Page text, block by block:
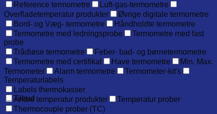
Reference termometre
Luft-gas-termometre
Overfladetemperatur produkter
Øvrige digitale termometre
Bord- og Væg- termometre
Håndholdte termometre
Termometre med ledningsprobe
Termometre med fast
probe
Trådløse termometre
Feber- bad- og børnetermometre
Termometre med certifikat
Have termometre
Min. Max.
Termometer
Alarm termometre
Termometer-kit's
Temperaturlabels
Labels thermokasser
Andre temperatur produkter
Temperatur prober
Thermocouple prober (TC)
Tilbud